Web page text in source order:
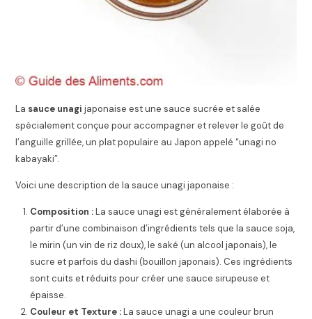
La sauce unagi japonaise est une sauce sucrée et salée
spécialement conçue pour accompagner et relever le goût de
l’anguille grillée, un plat populaire au Japon appelé “unagi no
kabayaki”.
Voici une description de la sauce unagi japonaise :
Composition :La sauce unagi est généralement élaborée à
partir d’une combinaison d’ingrédients tels que la sauce soja,
le mirin (un vin de riz doux), le saké (un alcool japonais), le
sucre et parfois du dashi (bouillon japonais). Ces ingrédients
sont cuits et réduits pour créer une sauce sirupeuse et
épaisse.
Couleur et Texture :La sauce unagi a une couleur brun